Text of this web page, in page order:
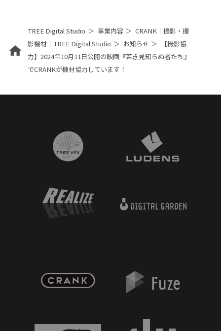
TREE Digital Studio 事業内容
CRANK｜撮影・撮
影機材｜TREE Digital Studio
お知らせ
【撮影協
力】2024年10月11日公開の映画『若き見知らぬ者たち』
でCRANKが機材協力しています！